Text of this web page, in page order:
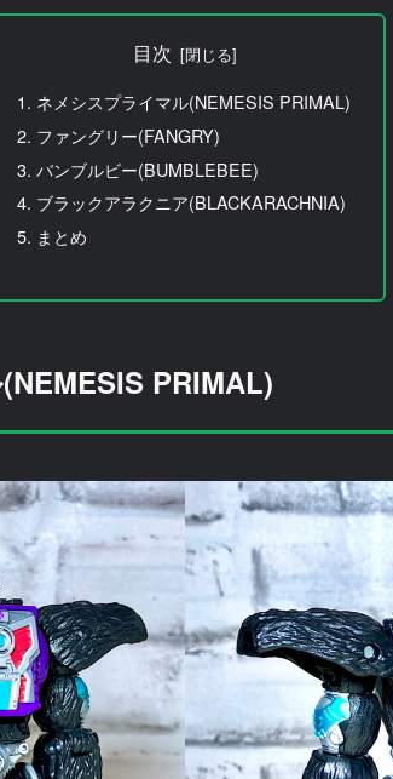
目次
ネメシスプライマル(NEMESIS PRIMAL)
ファングリー(FANGRY)
バンブルビー(BUMBLEBEE)
ブラックアラクニア(BLACKARACHNIA)
まとめ
PRIMAL)